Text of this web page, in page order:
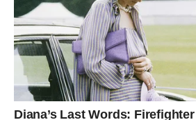
savršen/a da bi bio/la
Tvoj anđeo čuvar te u martu
analiziraš, previše brineš i previše
kontrolišeš ishode. Postoje stvari
isplanirati – ali to ne znači da će se